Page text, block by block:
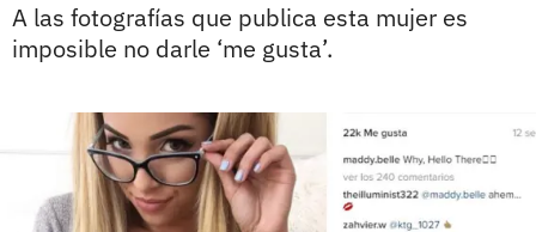
A las fotografías que publica esta mujer es
imposible no darle ‘me gusta’.